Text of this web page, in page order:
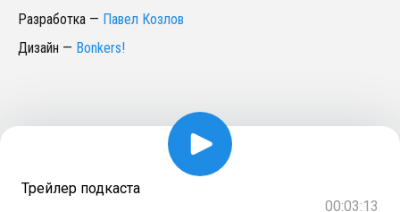
Разработка — Павел Козлов
Дизайн — Bonkers!
Трейлер подкаста
00:03:13